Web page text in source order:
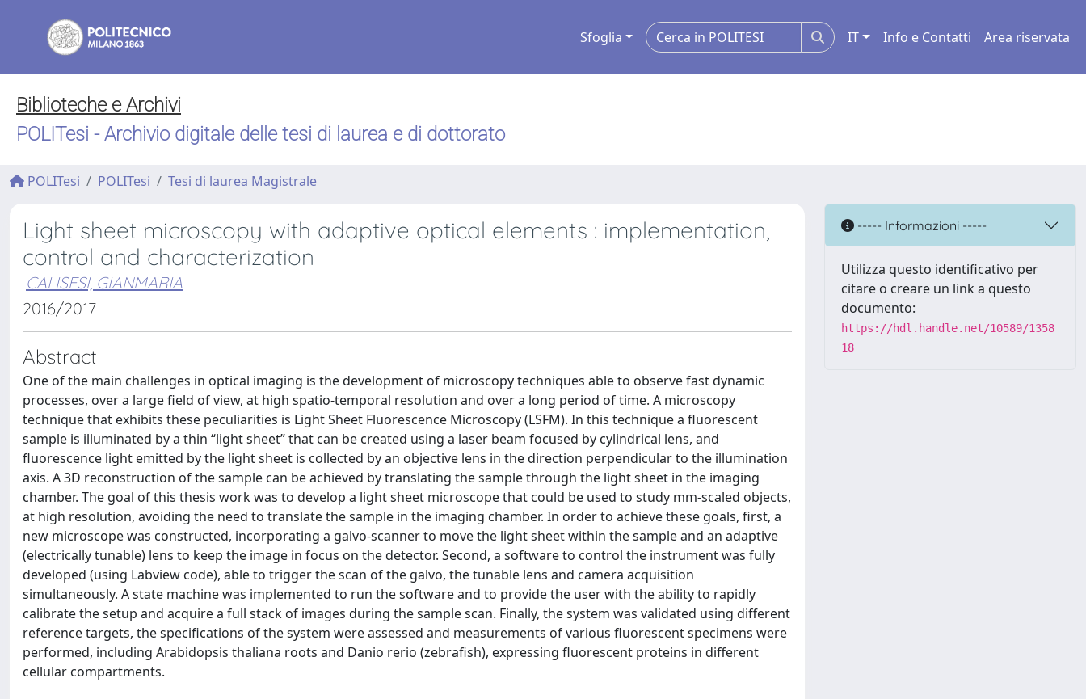
Sfoglia IT Info e Contatti Area riservata
Biblioteche e Archivi
POLITesi - Archivio digitale delle tesi di laurea e di dottorato
POLITesi POLITesi Tesi di laurea Magistrale
Light sheet microscopy with adaptive optical elements : implementation,
control and characterization
CALISESI, GIANMARIA
2016/2017
Abstract
One of the main challenges in optical imaging is the development of microscopy techniques able to observe fast dynamic
processes, over a large field of view, at high spatio-temporal resolution and over a long period of time. A microscopy
technique that exhibits these peculiarities is Light Sheet Fluorescence Microscopy (LSFM). In this technique a fluorescent
sample is illuminated by a thin “light sheet” that can be created using a laser beam focused by cylindrical lens, and
fluorescence light emitted by the light sheet is collected by an objective lens in the direction perpendicular to the illumination
axis. A 3D reconstruction of the sample can be achieved by translating the sample through the light sheet in the imaging
chamber. The goal of this thesis work was to develop a light sheet microscope that could be used to study mm-scaled objects,
at high resolution, avoiding the need to translate the sample in the imaging chamber. In order to achieve these goals, first, a
new microscope was constructed, incorporating a galvo-scanner to move the light sheet within the sample and an adaptive
(electrically tunable) lens to keep the image in focus on the detector. Second, a software to control the instrument was fully
developed (using Labview code), able to trigger the scan of the galvo, the tunable lens and camera acquisition
simultaneously. A state machine was implemented to run the software and to provide the user with the ability to rapidly
calibrate the setup and acquire a full stack of images during the sample scan. Finally, the system was validated using different
reference targets, the specifications of the system were assessed and measurements of various fluorescent specimens were
performed, including Arabidopsis thaliana roots and Danio rerio (zebrafish), expressing fluorescent proteins in different
cellular compartments.
----- Informazioni -----
Utilizza questo identificativo per
citare o creare un link a questo
documento:
https://hdl.handle.net/10589/1358
18